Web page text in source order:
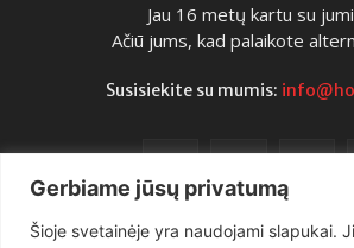
Gerbiame jūsų privatumą
Šioje svetainėje yra naudojami slapukai.
Jau 16 metų kartu su
Ačiū jums, kad palaikote
Susisiekite su mumis: